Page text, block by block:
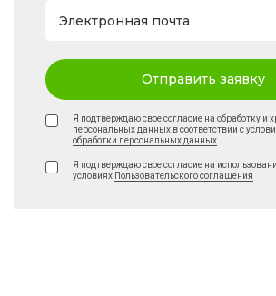
Электронная почта
Отправить заявку
Я подтверждаю свое согласие на обработку и
персональных данных в соответствии с
обработки персональных данных
Я подтверждаю свое согласие на
условиях Пользовательского соглашения